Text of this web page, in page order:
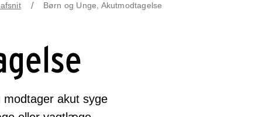
Børn og Unge, Akutmodtagelse
akut syge